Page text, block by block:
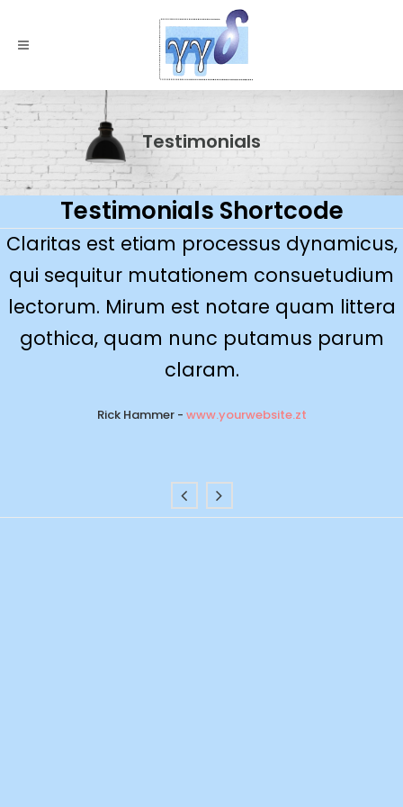
Testimonials
Testimonials Shortcode
Lorem ipsum dolor sit amet, feugiat
delicata liberavisse id cum, no quo
maiorum intellegebat, liber regione eu sit.
Mea cu case ludus integre, vide viderer
eleifend ex mea. His ay diceret, cum et
Claritas est etiam processus dynamicus,
qui sequitur mutationem consuetudium
lectorum. Mirum est notare quam littera
gothica, quam nunc putamus parum
claram.
Rick Hammer- www.yourwebsite.zt